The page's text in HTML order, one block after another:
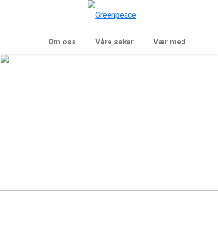
Om oss Våre saker Vær med